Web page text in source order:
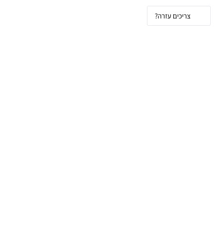
צריכים עזרה?